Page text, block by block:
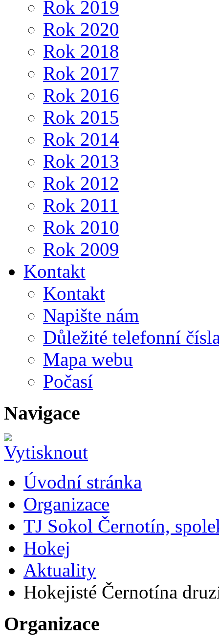
Rok 2019
Rok 2020
Rok 2018
Rok 2017
Rok 2016
Rok 2015
Rok 2014
Rok 2013
Rok 2012
Rok 2011
Rok 2010
Rok 2009
Kontakt
Kontakt
Napište nám
Důležité telefonní
Mapa webu
Počasí
Navigace
Úvodní stránka
Organizace
TJ Sokol Černotín,
Hokej
Aktuality
Hokejisté Černotína
Organizace